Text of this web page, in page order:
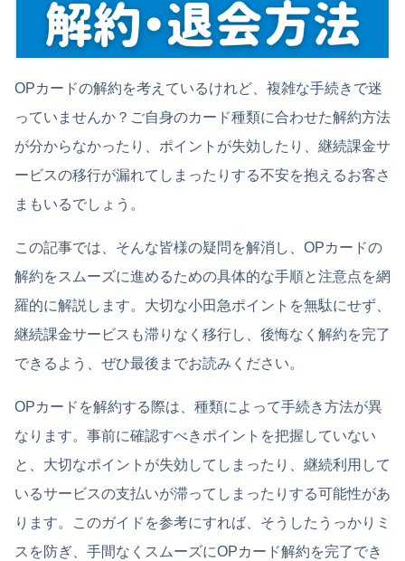
OPカードの解約を考えているけれど、複雑な手続きで迷
っていませんか？ご自身のカード種類に合わせた解約方法
が分からなかったり、ポイントが失効したり、継続課金サ
ービスの移行が漏れてしまったりする不安を抱えるお客さ
まもいるでしょう。
この記事では、そんな皆様の疑問を解消し、OPカードの
解約をスムーズに進めるための具体的な手順と注意点を網
羅的に解説します。大切な小田急ポイントを無駄にせず、
継続課金サービスも滞りなく移行し、後悔なく解約を完了
できるよう、ぜひ最後までお読みください。
OPカードを解約する際は、種類によって手続き方法が異
なります。事前に確認すべきポイントを把握していない
と、大切なポイントが失効してしまったり、継続利用して
いるサービスの支払いが滞ってしまったりする可能性があ
ります。このガイドを参考にすれば、そうしたうっかりミ
スを防ぎ、手間なくスムーズにOPカード解約を完了でき